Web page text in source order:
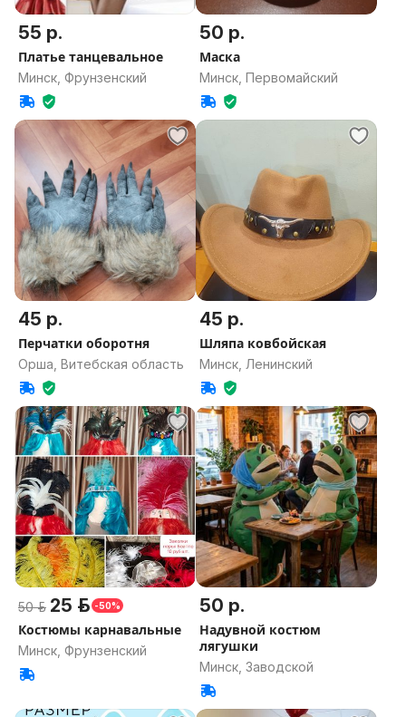
55 р.
Платье танцевальное
Минск, Фрунзенский
50 р.
Маска
Минск, Первомайский
45 р.
Перчатки оборотня
Орша, Витебская область
45 р.
Шляпа ковбойская
Минск, Ленинский
50 р. 25 р. -50%
Костюмы карнавальные
Минск, Фрунзенский
50 р.
Надувной костюм
лягушки
Минск, Заводской